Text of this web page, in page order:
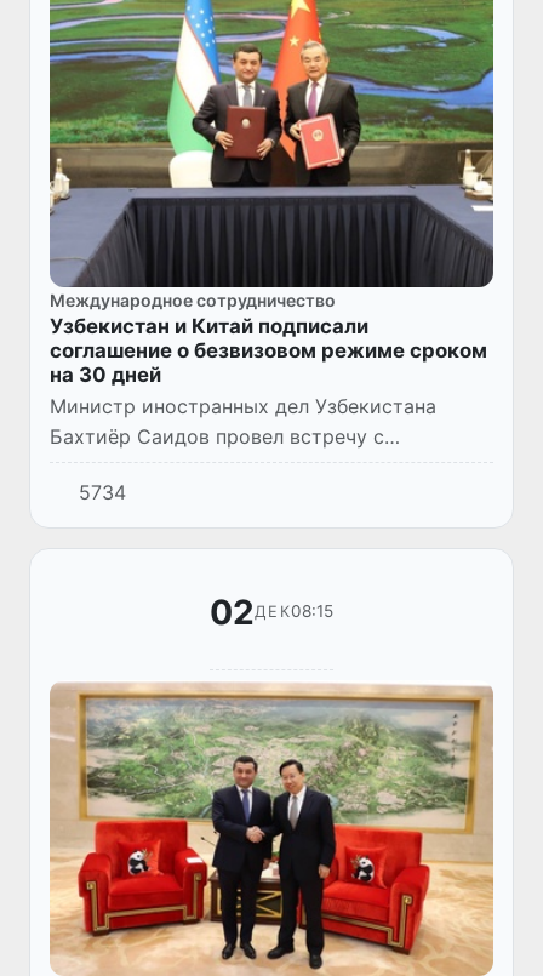
Международное сотрудничество
Узбекистан и Китай подписали
соглашение о безвизовом режиме сроком
на 30 дней
Министр иностранных дел Узбекистана
Бахтиёр Саидов провел встречу с
министром иностранных дел Китая Ван И. В
ходе переговоров главы
внешнеполитических ведомств подписали
5734
02ДЕК08:15